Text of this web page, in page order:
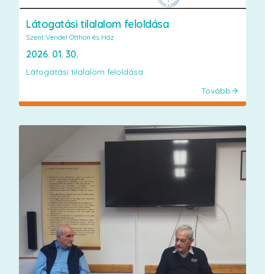
Látogatási tilalalom feloldása
Szent Vendel Otthon és Ház
2026. 01. 30.
Látogatási tilalalom feloldása
Tovább